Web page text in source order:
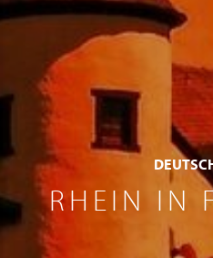
RHEIN IN